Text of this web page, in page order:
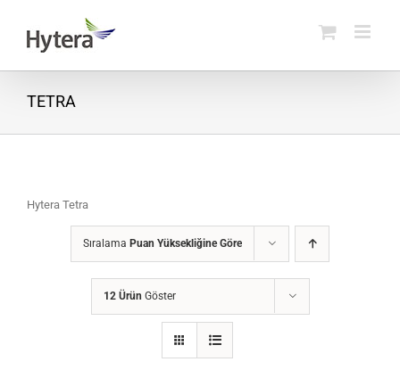
content
TETRA
Hytera Tetra
Sıralama Puan Yüksekliğine Göre
12 Ürün Göster